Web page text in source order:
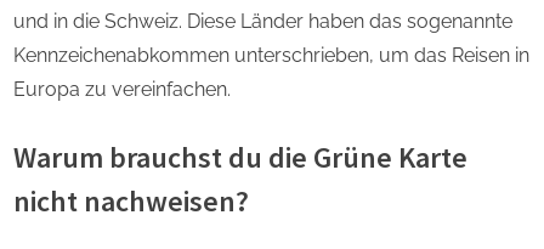
und in die Schweiz. Diese Länder haben das sogenannte
Kennzeichenabkommen unterschrieben, um das Reisen in
Europa zu vereinfachen.
Warum brauchst du die Grüne Karte
nicht nachweisen?